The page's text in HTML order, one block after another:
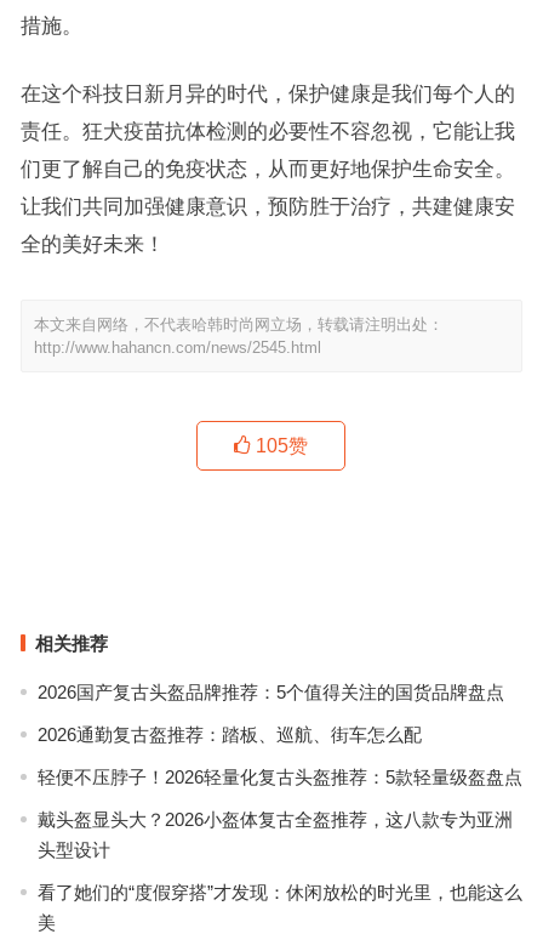
措施。
在这个科技日新月异的时代，保护健康是我们每个人的
责任。狂犬疫苗抗体检测的必要性不容忽视，它能让我
们更了解自己的免疫状态，从而更好地保护生命安全。
让我们共同加强健康意识，预防胜于治疗，共建健康安
全的美好未来！
本文来自网络，不代表哈韩时尚网立场，转载请注明出处：
http://www.hahancn.com/news/2545.html
105赞
相关推荐
2026国产复古头盔品牌推荐：5个值得关注的国货品牌盘点
2026通勤复古盔推荐：踏板、巡航、街车怎么配
轻便不压脖子！2026轻量化复古头盔推荐：5款轻量级盔盘点
戴头盔显头大？2026小盔体复古全盔推荐，这八款专为亚洲
头型设计
看了她们的“度假穿搭”才发现：休闲放松的时光里，也能这么
美